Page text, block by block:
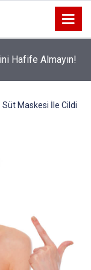
Hafife Almayın!
Maskesi İle Cildi